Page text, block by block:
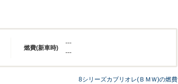
燃費(新車時)
---
---
8シリーズカブリオレ(ＢＭＷ)の燃費